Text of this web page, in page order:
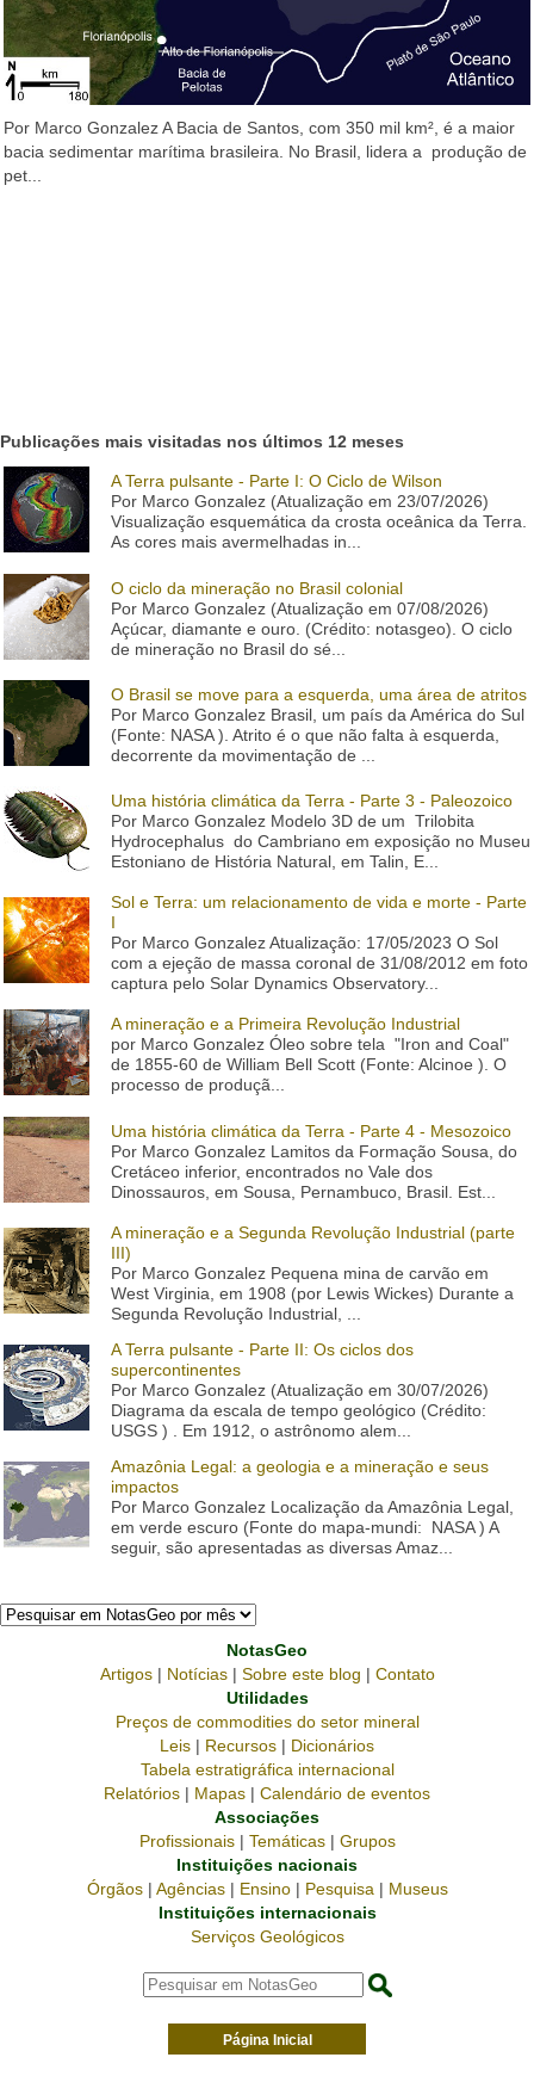
Por Marco Gonzalez A Bacia de Santos, com 350 mil km², é a maior
bacia sedimentar marítima brasileira. No Brasil, lidera a produção de
pet...
Publicações mais visitadas nos últimos 12 meses
A Terra pulsante - Parte I: O Ciclo de Wilson
Por Marco Gonzalez (Atualização em 23/07/2026)
Visualização esquemática da crosta oceânica da Terra.
As cores mais avermelhadas in...
O ciclo da mineração no Brasil colonial
Por Marco Gonzalez (Atualização em 07/08/2026)
Açúcar, diamante e ouro. (Crédito: notasgeo). O ciclo
de mineração no Brasil do sé...
O Brasil se move para a esquerda, uma área de atritos
Por Marco Gonzalez Brasil, um país da América do Sul
(Fonte: NASA ). Atrito é o que não falta à esquerda,
decorrente da movimentação de ...
Uma história climática da Terra - Parte 3 - Paleozoico
Por Marco Gonzalez Modelo 3D de um Trilobita
Hydrocephalus do Cambriano em exposição no Museu
Estoniano de História Natural, em Talin, E...
Sol e Terra: um relacionamento de vida e morte - Parte
I
Por Marco Gonzalez Atualização: 17/05/2023 O Sol
com a ejeção de massa coronal de 31/08/2012 em foto
captura pelo Solar Dynamics Observatory...
A mineração e a Primeira Revolução Industrial
por Marco Gonzalez Óleo sobre tela "Iron and Coal"
de 1855-60 de William Bell Scott (Fonte: Alcinoe ). O
processo de produçã...
Uma história climática da Terra - Parte 4 - Mesozoico
Por Marco Gonzalez Lamitos da Formação Sousa, do
Cretáceo inferior, encontrados no Vale dos
Dinossauros, em Sousa, Pernambuco, Brasil. Est...
A mineração e a Segunda Revolução Industrial (parte
III)
Por Marco Gonzalez Pequena mina de carvão em
West Virginia, em 1908 (por Lewis Wickes) Durante a
Segunda Revolução Industrial, ...
A Terra pulsante - Parte II: Os ciclos dos
supercontinentes
Por Marco Gonzalez (Atualização em 30/07/2026)
Diagrama da escala de tempo geológico (Crédito:
USGS ) . Em 1912, o astrônomo alem...
Amazônia Legal: a geologia e a mineração e seus
impactos
Por Marco Gonzalez Localização da Amazônia Legal,
em verde escuro (Fonte do mapa-mundi: NASA ) A
seguir, são apresentadas as diversas Amaz...
NotasGeo
Artigos| Notícias| Sobre este blog | Contato
Utilidades
Preços de commodities do setor mineral
Leis | Recursos | Dicionários
Tabela estratigráfica internacional
Relatórios | Mapas | Calendário de eventos
Associações
Profissionais| Temáticas| Grupos
Instituições nacionais
Órgãos| Agências| Ensino| Pesquisa | Museus
Instituições internacionais
Serviços Geológicos
Página Inicial